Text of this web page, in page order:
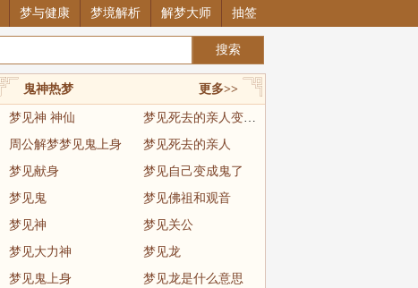
梦与健康 梦境解析 解梦大师 抽签
更多>>
鬼神热梦
梦见神 神仙
梦见死去的亲人变成僵尸
周公解梦梦见鬼上身
梦见死去的亲人
梦见献身
梦见自己变成鬼了
梦见鬼
梦见佛祖和观音
梦见神
梦见关公
梦见大力神
梦见龙
梦见鬼上身
梦见龙是什么意思